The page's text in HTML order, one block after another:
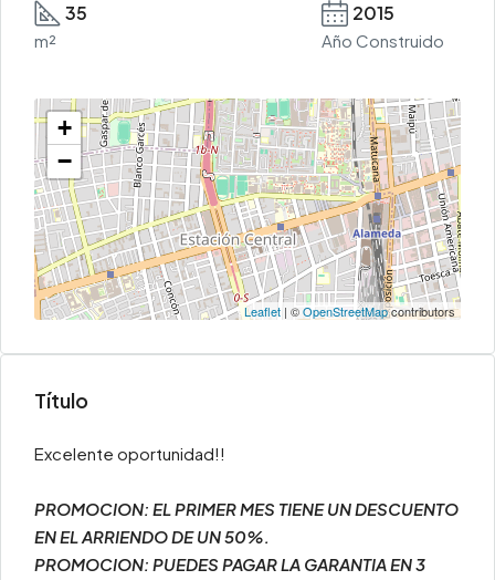
35
m²
2015
Año Construido
+
−
Leaflet | ©OpenStreetMapcontributors
Título
Excelente oportunidad!!
PROMOCION: EL PRIMER MES TIENE UN DESCUENTO
EN EL ARRIENDO DE UN 50%.
PROMOCION: PUEDES PAGAR LA GARANTIA EN 3